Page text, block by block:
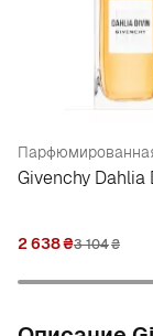
Givenchy Dahlia
2 638₴3 104₴